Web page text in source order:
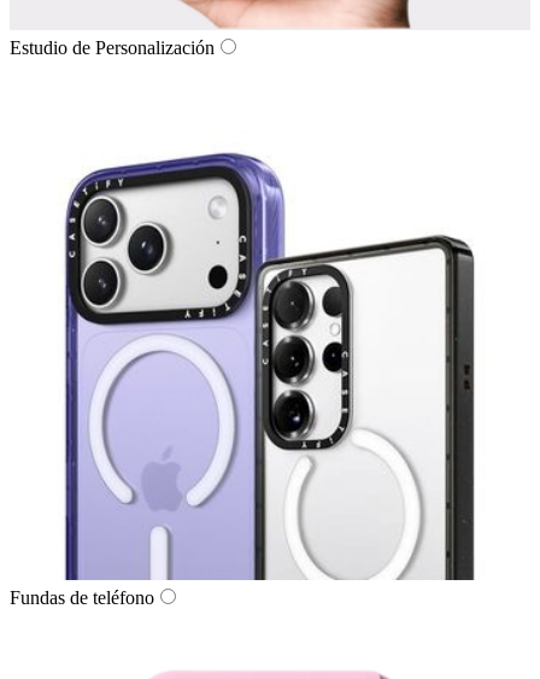
Estudio de Personalización
Fundas de teléfono